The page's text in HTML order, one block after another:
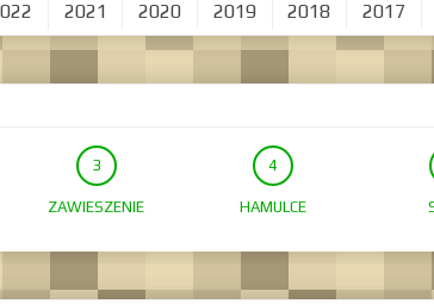
2021 2020 2019 2018 2017
ZAWIESZENIE HAMULCE